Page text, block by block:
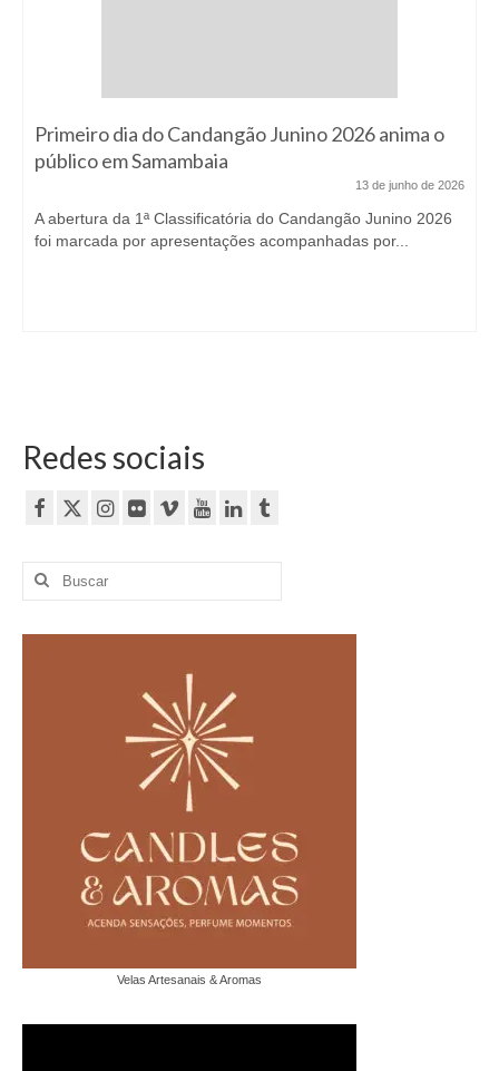
Primeiro dia do Candangão Junino 2026 anima o
público em Samambaia
13 de junho de 2026
A abertura da 1ª Classificatória do Candangão Junino 2026
foi marcada por apresentações acompanhadas por...
Redes sociais
Buscar
Velas Artesanais & Aromas